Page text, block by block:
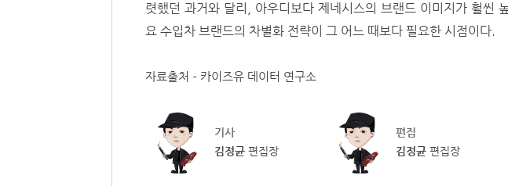
렷했던 과거와 달리, 아우디보다 제네시스의 브랜드 이미지가 훨씬
요 수입차 브랜드의 차별화 전략이 그 어느 때보다 필요한 시점이다.
자료출처 – 카이즈유 데이터 연구소
기사
김정균 편집장
편집
김정균 편집장